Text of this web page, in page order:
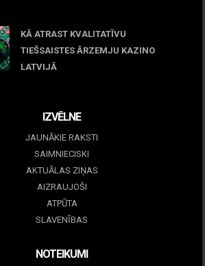
KĀ ATRAST KVALITATĪVU
TIEŠSAISTES ĀRZEMJU KAZINO
LATVIJĀ
IZVĒLNE
JAUNĀKIE RAKSTI
SAIMNIECISKI
AKTUĀLAS ZIŅAS
AIZRAUJOŠI
ATPŪTA
SLAVENĪBAS
NOTEIKUMI